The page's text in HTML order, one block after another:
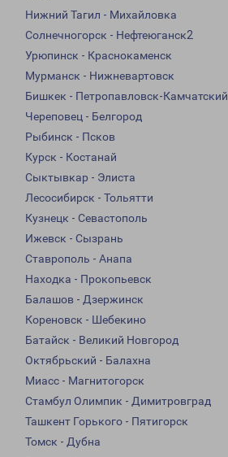
Нижний Тагил - Михайловка
Солнечногорск - Нефтеюганск2
Урюпинск - Краснокаменск
Мурманск - Нижневартовск
Бишкек - Петропавловск-Камчатский
Череповец - Белгород
Рыбинск - Псков
Курск - Костанай
Сыктывкар - Элиста
Лесосибирск - Тольятти
Кузнецк - Севастополь
Ижевск - Сызрань
Ставрополь - Анапа
Находка - Прокопьевск
Балашов - Дзержинск
Кореновск - Шебекино
Батайск - Великий Новгород
Октябрьский - Балахна
Миасс - Магнитогорск
Стамбул Олимпик - Димитровград
Ташкент Горького - Пятигорск
Томск - Дубна